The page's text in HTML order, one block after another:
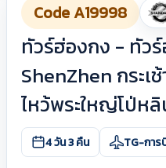
Code A19998
ทัวร์ฮ่องกง - ทัวร์
ShenZhen กระ
ไหว้พระใหญ่โป่ห
4 วัน 3 คืน TG-การ